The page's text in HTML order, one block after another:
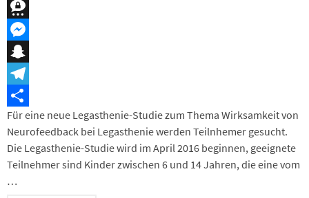
XING
Threema
Messenger
Snapchat
Telegram
Teilen
Für eine neue Legasthenie-Studie zum Thema Wirksamkeit von
Neurofeedback bei Legasthenie werden Teilnhemer gesucht.
Die Legasthenie-Studie wird im April 2016 beginnen, geeignete
Teilnehmer sind Kinder zwischen 6 und 14 Jahren, die eine vom
…